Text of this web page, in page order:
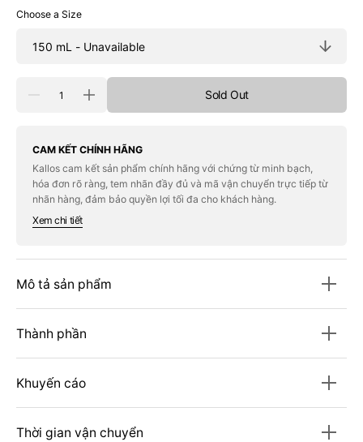
Choose a Size
Decrease
Khoáng
Derma
Repair
0
Increase
quantity
Khoáng
Derma
Repair
0
Sold Out
CAM KẾT CHÍNH HÃNG
Kallos cam kết sản phẩm chính hãng với chứng từ minh bạch,
hóa đơn rõ ràng, tem nhãn đầy đủ và mã vận chuyển trực tiếp từ
nhãn hàng, đảm bảo quyền lợi tối đa cho khách hàng.
Xem chi tiết
Mô tả sản phẩm
Thành phần
Khuyến cáo
Thời gian vận chuyển